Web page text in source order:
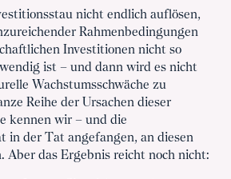
nicht endlich auflösen,
Rahmenbedingungen
Investitionen nicht so
ist – und dann wird es nicht
Wachstumsschwäche zu
Reihe der Ursachen dieser
kennen wir – und die
in der Tat angefangen, an diesen
Aber das Ergebnis reicht noch nicht: